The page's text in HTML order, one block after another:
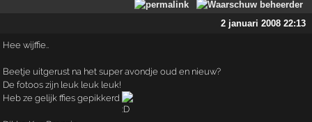
2 januari 2008 22:13
Hee wijffie..
Beetje uitgerust na het super avondje oud en nieuw?
De fotoos zijn leuk leuk leuk!
Heb ze gelijk ffies gepikkerd